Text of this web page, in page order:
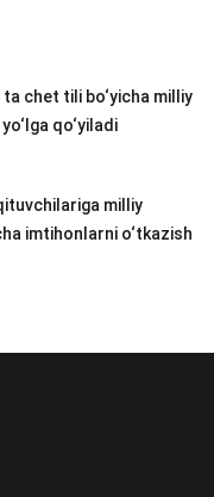
chet tili bo‘yicha milliy
qo‘yiladi
milliy
imtihonlarni o‘tkazish